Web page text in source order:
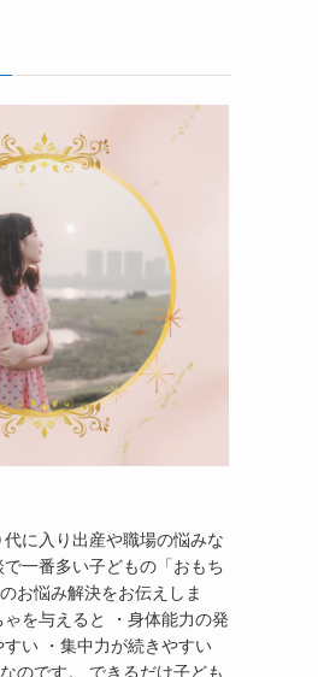
に入り出産や職場の悩みな
一番多い子どもの「おもち
お悩み解決をお伝えしま
を与えると ・身体能力の発
い ・集中力が続きやすい
のです。 できるだけ子ども